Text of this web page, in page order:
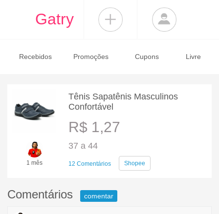
Gatry
Recebidos Promoções Cupons Livre
1 mês
Tênis Sapatênis Masculinos
Confortável
R$ 1,27
37 a 44
12 Comentários Shopee
Comentários comentar